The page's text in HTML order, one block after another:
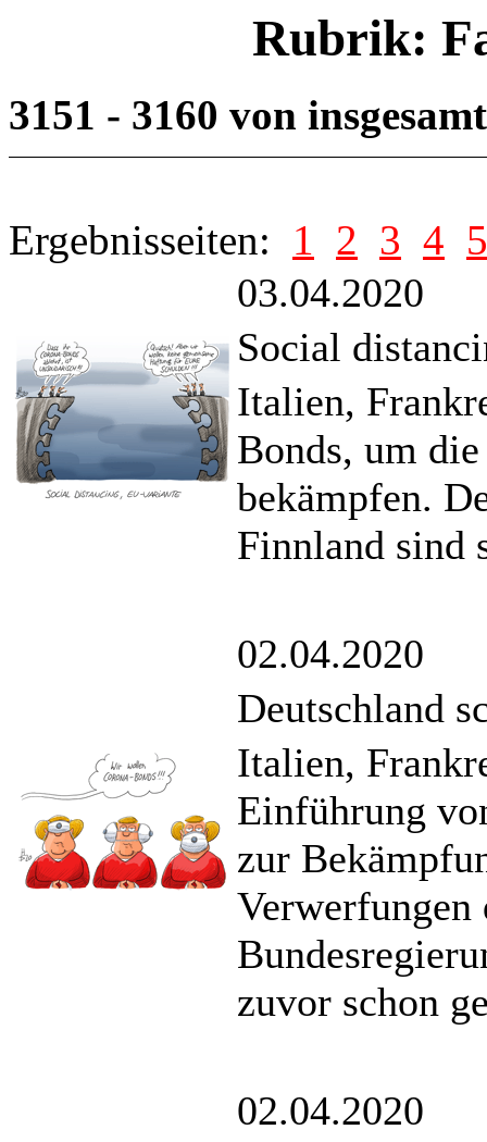
Rubrik:
3151 - 3160 von
Ergebnisseiten: 1 2 3 4 5
03.04.2020
Social
Italien,
Bonds, um
bekämpfen.
Finnland sind
02.04.2020
Deutschland
Italien,
Einführung
zur
Verwerfungen
zuvor schon
02.04.2020